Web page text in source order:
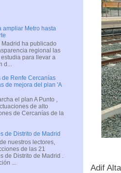
Adif
ampliar Metro hasta
ha publicado
regional las
para llevar a
de Renfe Cercanías
de mejora del plan 'A
el plan A Punto ,
de alto
de Cercanías de la
de Distrito de Madrid
nuestros lectores,
de las 21
de Distrito de Madrid .
...